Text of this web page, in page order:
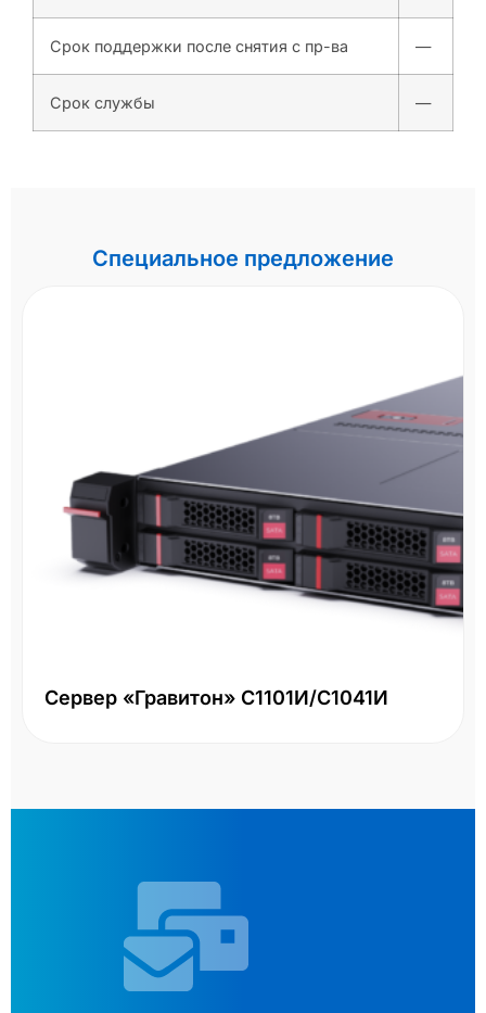
Срок поддержки после снятия с пр-ва —
Срок службы —
Специальное предложение
Сервер «Гравитон» С1101И/С1041И